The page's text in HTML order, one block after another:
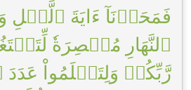
فَمَحَوۡنَآ ءَايَةَ ٱلَّيۡلِ
ٱلنَّهَارِ مُبۡصِرَةٗ
رَّبِّكُمۡ وَلِتَعۡلَمُواْ عَدَدَ